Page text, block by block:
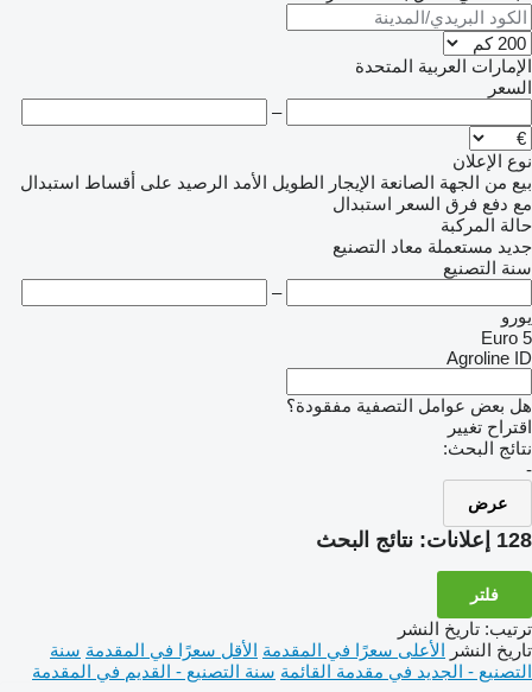
الإمارات العربية المتحدة
السعر
–
نوع الإعلان
بيع من الجهة الصانعة الإيجار الطويل الأمد الرصيد على أقساط استبدال
مع دفع فرق السعر استبدال
حالة المركبة
جديد مستعملة معاد التصنيع
سنة التصنيع
–
يورو
Euro 5
Agroline ID
هل بعض عوامل التصفية مفقودة؟
اقتراح تغيير
نتائج البحث:
-
عرض
128 إعلانات: نتائج البحث
فلتر
ترتيب: تاريخ النشر
تاريخ النشر الأعلى سعرًا في المقدمة الأقل سعرًا في المقدمة سنة
التصنيع - الجديد في مقدمة القائمة سنة التصنيع - القديم في المقدمة